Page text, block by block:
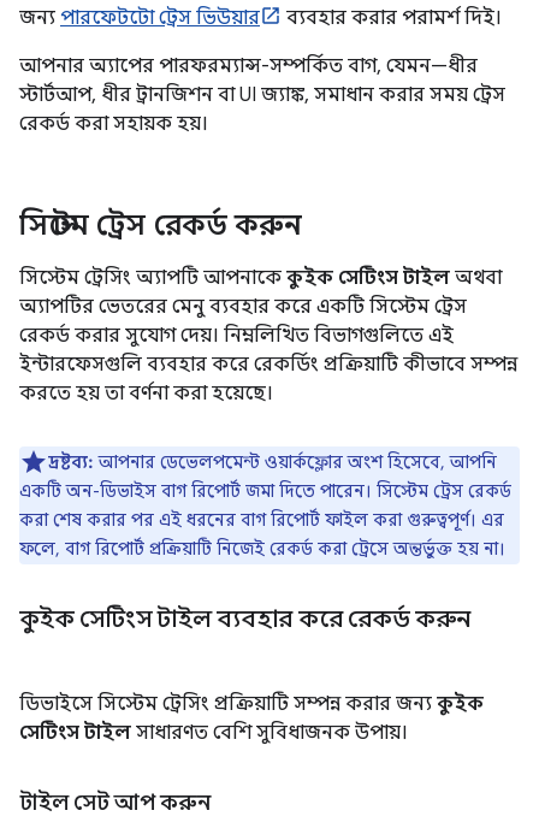
জন্য পারফেটটো ট্রেস ভিউয়ার
ব্যবহার করার পরামর্শ দিই।
আপনার অ্যাপের পারফরম্যান্স-সম্পর্কিত বাগ, যেমন—ধীর
স্টার্টআপ, ধীর ট্রানজিশন বা UI জ্যাঙ্ক, সমাধান করার সময় ট্রেস
রেকর্ড করা সহায়ক হয়।
সিস্টেম ট্রেস রেকর্ড করুন
সিস্টেম ট্রেসিং অ্যাপটি আপনাকে কুইক সেটিংস টাইল অথবা
অ্যাপটির ভেতরের মেনু ব্যবহার করে একটি সিস্টেম ট্রেস
রেকর্ড করার সুযোগ দেয়। নিম্নলিখিত বিভাগগুলিতে এই
ইন্টারফেসগুলি ব্যবহার করে রেকর্ডিং প্রক্রিয়াটি কীভাবে সম্পন্ন
করতে হয় তা বর্ণনা করা হয়েছে।
দ্রষ্টব্য: আপনার ডেভেলপমেন্ট ওয়ার্কফ্লোর অংশ হিসেবে, আপনি
একটি অন-ডিভাইস বাগ রিপোর্ট জমা দিতে পারেন। সিস্টেম ট্রেস রেকর্ড
করা শেষ করার পর এই ধরনের বাগ রিপোর্ট ফাইল করা গুরুত্বপূর্ণ। এর
ফলে, বাগ রিপোর্ট প্রক্রিয়াটি নিজেই রেকর্ড করা ট্রেসে অন্তর্ভুক্ত হয় না।
কুইক সেটিংস টাইল ব্যবহার করে রেকর্ড করুন
ডিভাইসে সিস্টেম ট্রেসিং প্রক্রিয়াটি সম্পন্ন করার জন্য কুইক
সেটিংস টাইল সাধারণত বেশি সুবিধাজনক উপায়।
টাইল সেট আপ করুন